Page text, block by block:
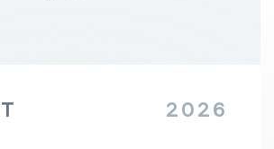
2026